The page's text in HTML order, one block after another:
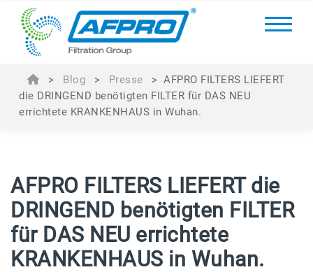
> Blog > Presse > AFPRO FILTERS LIEFERT
die DRINGEND benötigten FILTER für DAS NEU
errichtete KRANKENHAUS in Wuhan.
AFPRO FILTERS LIEFERT die
DRINGEND benötigten FILTER
für DAS NEU errichtete
KRANKENHAUS in Wuhan.